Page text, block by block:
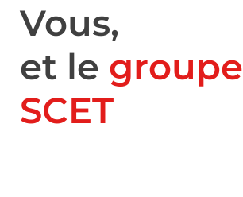
Vous,
et le groupe
SCET